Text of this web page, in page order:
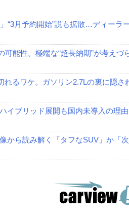
“3月予約開始”説も拡散…ディーラ
可能性。極端な“超長納期”が考えづ
れるワケ。ガソリン2.7Lの裏に隠さ
イブリッド展開も国内未導入の理
から読み解く「タフなSUV」か「